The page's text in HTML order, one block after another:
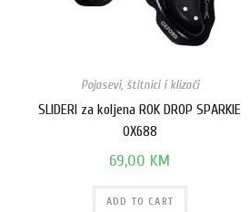
Pojasevi, štitnici i klizači
SLIDERI za koljena ROK DROP SPARKIE
OX688
69,00 KM
ADD TO CART